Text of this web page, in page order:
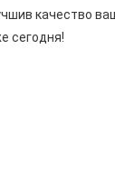
качество
сегодня!